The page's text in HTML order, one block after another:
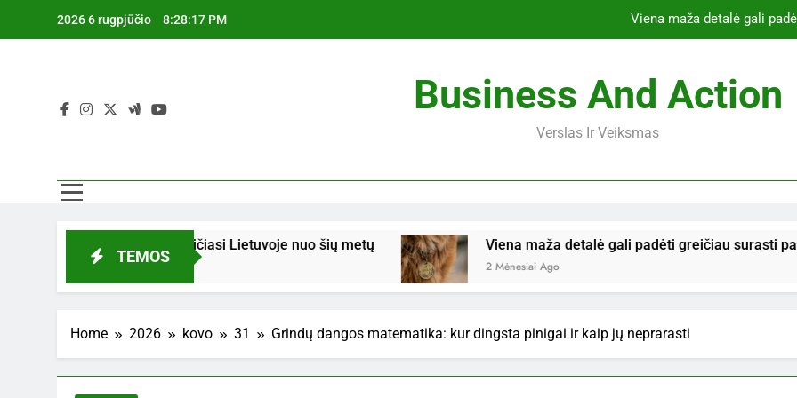
2026 6 rugpjūčio 8:28:18 PM Viena maža detalė gali
Grindų dangos
ES griežtina veterinarinių antibiotikų
Grindų dangos
Business And Action
Verslas Ir Veiksmas
TEMOS
kas keičiasi Lietuvoje nuo šių metų Viena maža detalė gali padėti greičiau surasti pasiklydusį
2 Mėnesiai Ago
Home 2026 kovo 31 Grindų dangos matematika: kur dingsta pinigai ir kaip jų neprarasti